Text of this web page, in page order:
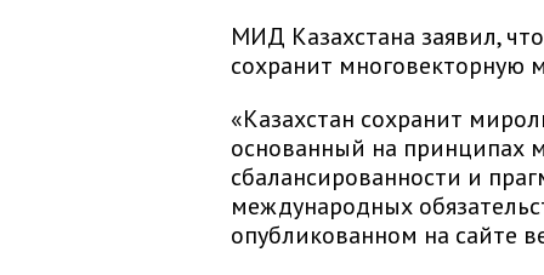
МИД Казахстана заявил,
сохранит
«Казахстан сохранит
основанный на принципах
сбалансированности и
международных
опубликованном на сайте